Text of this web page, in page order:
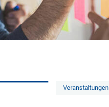
Veranstaltungen